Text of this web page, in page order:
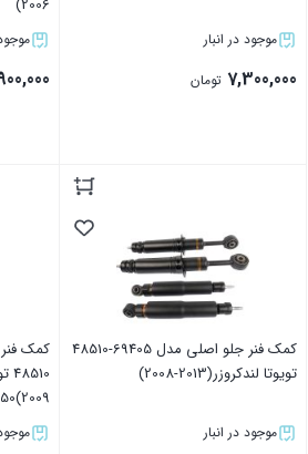
موجود در انبار
7,300,000 تومان
2006)
کمک فنر جلو اصلی مدل 69405-48510
تویوتا لندکروزر(2013-2008)
موجود در انبار
2009)RX350